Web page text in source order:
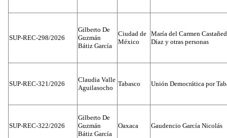
SUP-REC-298/2026
Gilberto De
Guzmán
Bátiz García
Ciudad de
México
María del Carmen
Díaz y otras personas
SUP-REC-321/2026
Claudia Valle
Aguilasocho
Tabasco Unión Democrática por
SUP-REC-322/2026
Gilberto De
Guzmán
Bátiz García
Oaxaca Gaudencio García Nicolás